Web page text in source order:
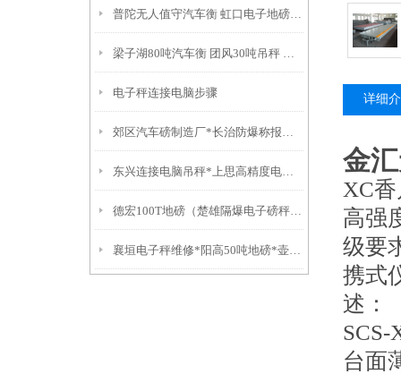
普陀无人值守汽车衡 虹口电子地磅 月浦地磅 罗泾汽车衡
梁子湖80吨汽车衡 团风30吨吊秤 云梦200T地磅安装调试
电子秤连接电脑步骤
郊区汽车磅制造厂*长治防爆称报价*襄垣电子秤维修*屯留汽车磅修理
东兴连接电脑吊秤*上思高精度电子称*万秀防水称*城区电子称
德宏100T地磅（楚雄隔爆电子磅秤）盐津防爆衡器）大理便携式轨道秤
襄垣电子秤维修*阳高50吨地磅*壶关汽车衡制造厂*沁源吊钩称维修
详细
金
XC
高强
级要
携式
述：
台面